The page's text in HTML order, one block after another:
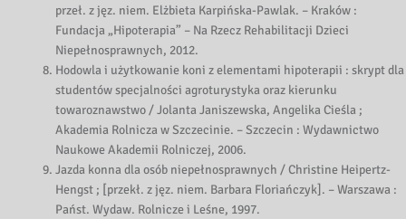
przeł. z jęz. niem. Elżbieta Karpińska-Pawlak. – Kraków :
Fundacja „Hipoterapia” – Na Rzecz Rehabilitacji Dzieci
Niepełnosprawnych, 2012.
Hodowla i użytkowanie koni z elementami hipoterapii : skrypt dla
studentów specjalności agroturystyka oraz kierunku
towaroznawstwo / Jolanta Janiszewska, Angelika Cieśla ;
Akademia Rolnicza w Szczecinie. – Szczecin : Wydawnictwo
Naukowe Akademii Rolniczej, 2006.
Jazda konna dla osób niepełnosprawnych / Christine Heipertz-
Hengst ; [przekł. z jęz. niem. Barbara Floriańczyk]. – Warszawa :
Państ. Wydaw. Rolnicze i Leśne, 1997.